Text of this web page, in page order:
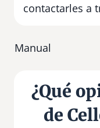
contactarles a
Manual
¿Qué
de